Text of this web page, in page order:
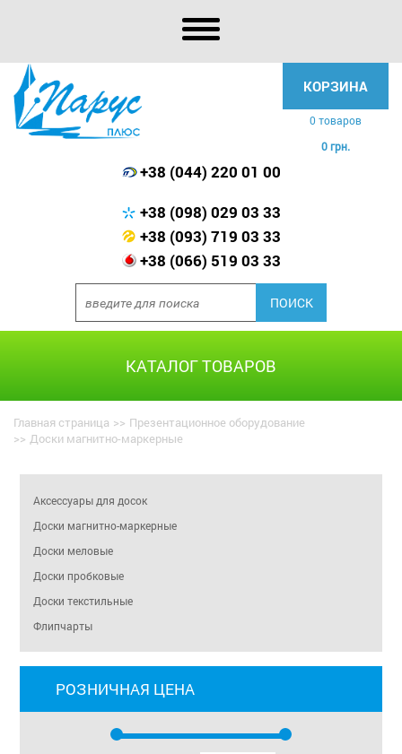
КОРЗИНА
0 товаров
0 грн.
+38 (044) 220 01 00
+38 (098) 029 03 33
+38 (093) 719 03 33
+38 (066) 519 03 33
КАТАЛОГ ТОВАРОВ
Главная страница >> Презентационное оборудование
>> Доски магнитно-маркерные
Аксессуары для досок
Доски магнитно-маркерные
Доски меловые
Доски пробковые
Доски текстильные
Флипчарты
РОЗНИЧНАЯ ЦЕНА